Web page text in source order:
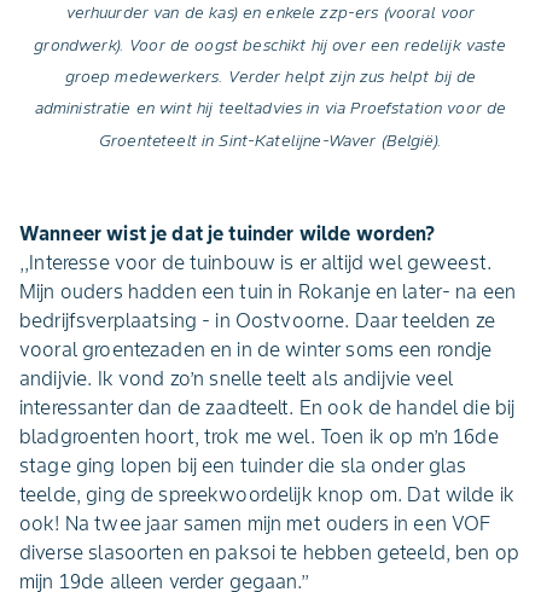
verhuurder van de kas) en enkele zzp-ers (vooral voor
grondwerk). Voor de oogst beschikt hij over een redelijk vaste
groep medewerkers. Verder helpt zijn zus helpt bij de
administratie en wint hij teeltadvies in via Proefstation voor de
Groenteteelt in Sint-Katelijne-Waver (België).
Wanneer wist je dat je tuinder wilde worden?
,,Interesse voor de tuinbouw is er altijd wel geweest.
Mijn ouders hadden een tuin in Rokanje en later- na een
bedrijfsverplaatsing - in Oostvoorne. Daar teelden ze
vooral groentezaden en in de winter soms een rondje
andijvie. Ik vond zo’n snelle teelt als andijvie veel
interessanter dan de zaadteelt. En ook de handel die bij
bladgroenten hoort, trok me wel. Toen ik op m’n 16de
stage ging lopen bij een tuinder die sla onder glas
teelde, ging de spreekwoordelijk knop om. Dat wilde ik
ook! Na twee jaar samen mijn met ouders in een VOF
diverse slasoorten en paksoi te hebben geteeld, ben op
mijn 19de alleen verder gegaan.’’